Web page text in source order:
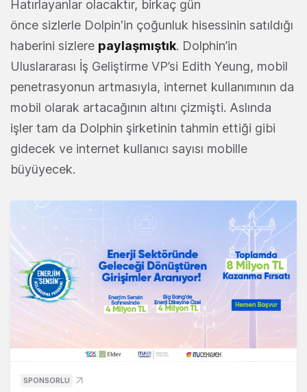
Hatırlayanlar olacaktır, birkaç gün
önce sizlerle Dolpin'in çoğunluk hisessinin satıldığı
haberini sizlere paylaşmıştık. Dolphin’in
Uluslararası İş Geliştirme VP’si Edith Yeung, mobil
penetrasyonun artmasıyla, internet kullanımının da
mobil olarak artacağının altını çizmişti. Aslında
işler tam da Dolphin şirketinin tahmin ettiği gibi
gidecek ve internet kullanıcı sayısı mobille
büyüyecek.
SPONSORLU